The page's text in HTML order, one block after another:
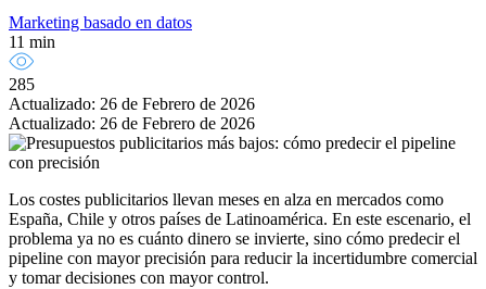
Marketing basado en datos
11 min
285
Actualizado: 26 de Febrero de 2026
Actualizado: 26 de Febrero de 2026
Los costes publicitarios llevan meses en alza en mercados como
España, Chile y otros países de Latinoamérica. En este escenario, el
problema ya no es cuánto dinero se invierte, sino cómo predecir el
pipeline con mayor precisión para reducir la incertidumbre comercial
y tomar decisiones con mayor control.